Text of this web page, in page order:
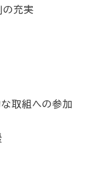
の充実
取組への参加